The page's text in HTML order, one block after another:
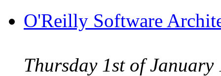
O'Reilly Software
Thursday 1st of